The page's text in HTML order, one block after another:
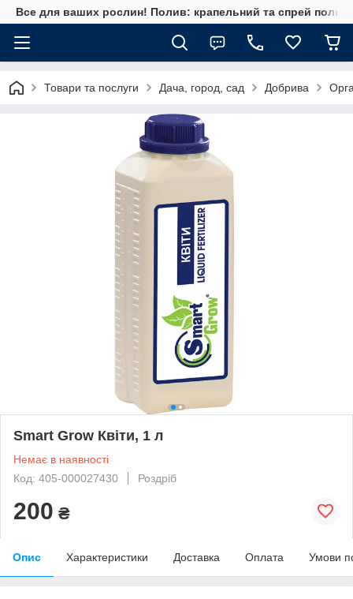
Все для ваших рослин! Полив: крапельний та спрей полив,
Товари та послуги Дача, город, сад Добрива
Smart Grow Квіти, 1 л
Немає в наявності
Код: 405-000027430
Роздріб
200 ₴
Опис Характеристики Доставка Оплата Умови